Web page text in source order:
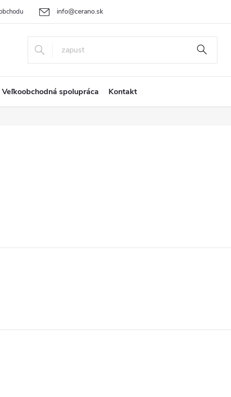
+421 232 195 445
info@cerano.sk
Cenová ponuka na mieru
Veľkoobchodná spolupráca Kontakt